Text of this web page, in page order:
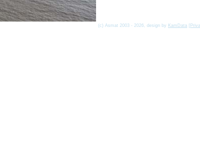
(c) Asmat 2003 - 2026, design by KamData